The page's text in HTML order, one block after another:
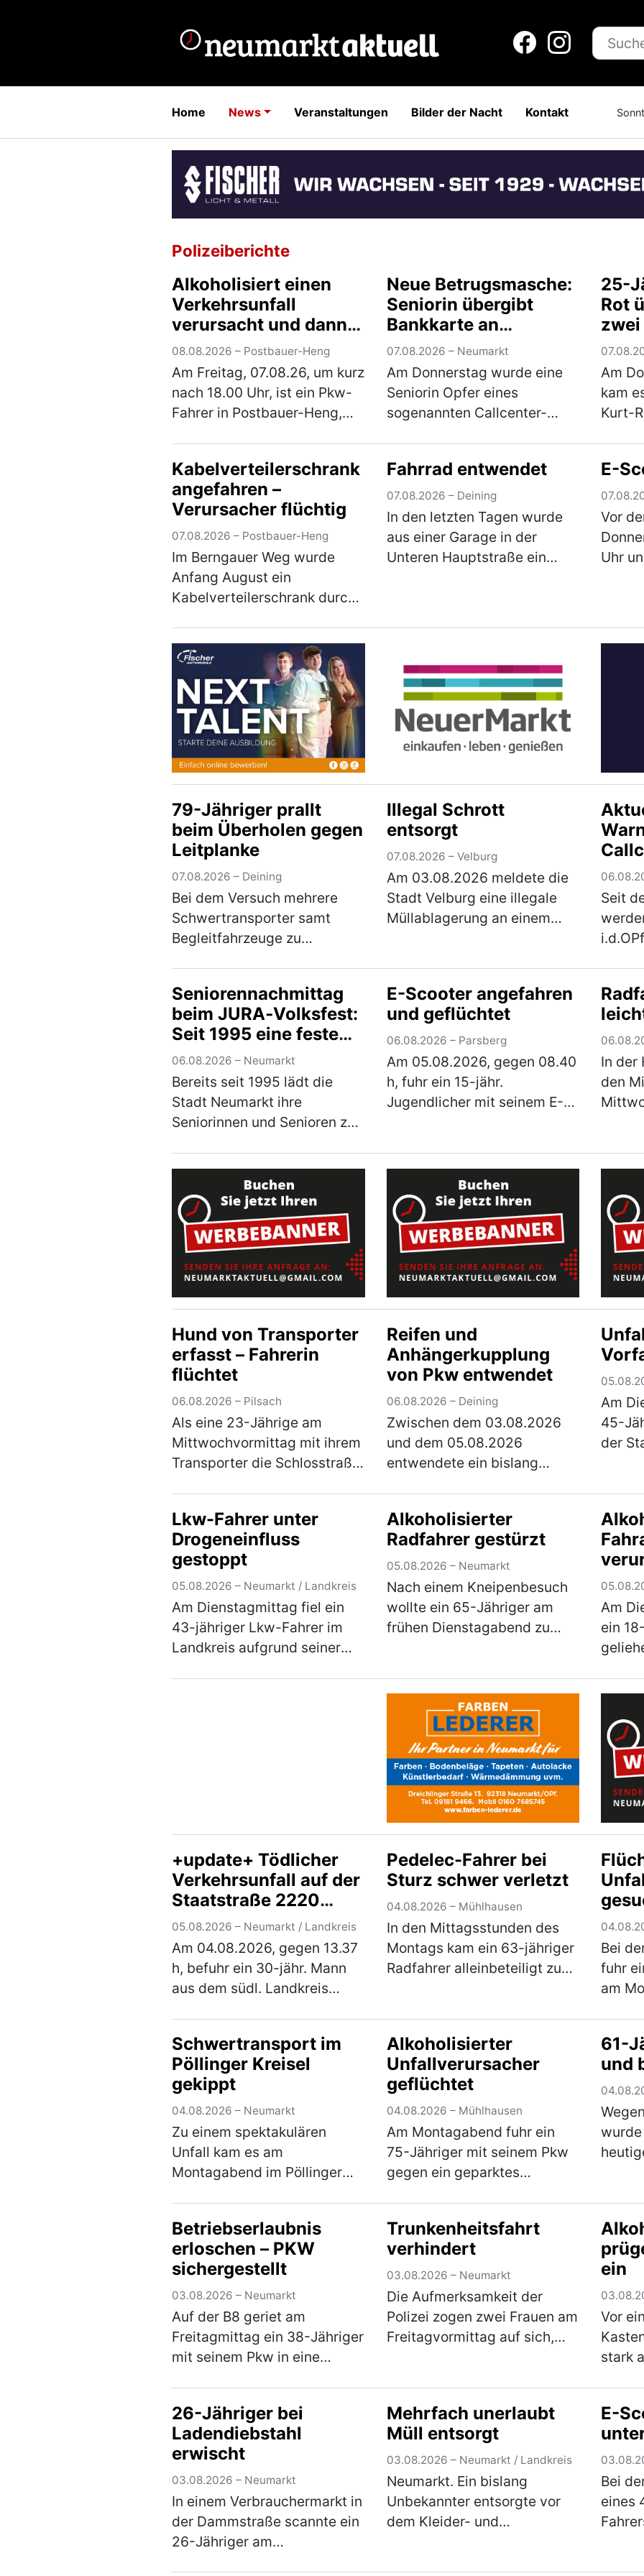
Home News Veranstaltungen Bilder der Nacht Kontakt
Polizeiberichte
Alkoholisiert einen
Verkehrsunfall
verursacht und dann
auch noch geflüchtet
08.08.2026 – Postbauer-Heng
Am Freitag, 07.08.26, um kurz
nach 18.00 Uhr, ist ein Pkw-
Fahrer in Postbauer-Heng,
anschließend geflüchtet.
Zum o. g. Zeitpunkt stieß ein
40-jähr…(mehr)
Neue Betrugsmasche:
Seniorin übergibt
Bankkarte an
Unbekannten
07.08.2026 – Neumarkt
Am Donnerstag wurde eine
Seniorin Opfer eines
sogenannten Callcenter-
ihre Bankkarte samt PIN an
eine unbekannte Person.
Anschließend kam es zu
einer…(mehr)
25-
Rot
Am
kam
Kurt-
(mehr)
Kabelverteilerschrank
angefahren –
Verursacher flüchtig
07.08.2026 – Postbauer-Heng
Im Berngauer Weg wurde
Anfang August ein
Kabelverteilerschrank durch
Der Unfallverursacher
entfernte sich unerlaubt von
der Unfallstelle, ohne sich um
den …(mehr)
Fahrrad entwendet
07.08.2026 – Deining
In den letzten Tagen wurde
aus einer Garage in der
Unteren Hauptstraße ein
E-
Vor
Uhr
79-Jähriger prallt
beim Überholen gegen
Leitplanke
07.08.2026 – Deining
Bei dem Versuch mehrere
Schwertransporter samt
Begleitfahrzeuge zu
Donnerstagabend die
Kontrolle über seinen Pkw.
Der Mann war auf der
Staatsstraße 2660 von
Neumar…(mehr)
Illegal Schrott
entsorgt
07.08.2026 – Velburg
Am 03.08.2026 meldete die
Stadt Velburg eine illegale
Müllablagerung an einem
alter Fahrräder, Kinderwägen
und ausgeschlac…
im
Seit
(mehr)
Seniorennachmittag
beim JURA‑Volksfest:
Seit 1995 eine feste
Tradition in Neumarkt
06.08.2026 – Neumarkt
Bereits seit 1995 lädt die
Stadt Neumarkt ihre
Seniorinnen und Senioren zu
JURA‑Volksfest ein. Am
Mittwoch, den 12. August
2026, ist es ab 12 Uhr wieder
so weit. Er…(mehr)
E-Scooter angefahren
und geflüchtet
06.08.2026 – Parsberg
Am 05.08.2026, gegen 08.40
h, fuhr ein 15-jähr.
Jugendlicher mit seinem E-
Schrettenbrunner-Straße ein.
Hier fuhr er auf …(mehr)
In der
den
zu
Hund von Transporter
erfasst – Fahrerin
flüchtet
06.08.2026 – Pilsach
Als eine 23-Jährige am
Mittwochvormittag mit ihrem
Transporter die Schlosstraße
eines Hundes. Dieser war mit
seiner 33-jährigen Besitzerin
auf der …(mehr)
Reifen und
Anhängerkupplung
von Pkw entwendet
06.08.2026 – Deining
Zwischen dem 03.08.2026
und dem 05.08.2026
entwendete ein bislang
die Anhängerkupplung samt
E-Satz von einem Citroen,
der auf einem Parkplatz n…
(mehr)
Am
45-
der
Lkw-Fahrer unter
Drogeneinfluss
gestoppt
05.08.2026 – Neumarkt / Landkreis
Am Dienstagmittag fiel ein
43-jähriger Lkw-Fahrer im
Landkreis aufgrund seiner
Alkoholisierter
Radfahrer gestürzt
05.08.2026 – Neumarkt
Nach einem Kneipenbesuch
wollte ein 65-Jähriger am
frühen Dienstagabend zu
dorthin stürzte der Herr
jedoch aufgrund seiner star…
(mehr)
Am
ein
einen
(mehr)
+update+ Tödlicher
Verkehrsunfall auf der
Staatstraße 2220
zwischen Lengenfeld
und
Trocknungsanlage
05.08.2026 – Neumarkt / Landkreis
Am 04.08.2026, gegen 13.37
h, befuhr ein 30-jähr. Mann
aus dem südl. Landkreis
Staatsstraße 2220, in
Fahrtrichtung Lengenfeld.
Ca. 500 m nach der
Trocknung…(mehr)
Pedelec-Fahrer bei
Sturz schwer verletzt
04.08.2026 – Mühlhausen
In den Mittagsstunden des
Montags kam ein 63-jähriger
Radfahrer alleinbeteiligt zu
dem Radweg von
Weihersdorf in Richtun…
(mehr)
Bei
fuhr
am
einen
von
(mehr)
Schwertransport im
Pöllinger Kreisel
gekippt
04.08.2026 – Neumarkt
Zu einem spektakulären
Unfall kam es am
Montagabend im Pöllinger
während der Fahrt die Achse,
woraufhin der Nachläufer des
Sattelaufliegers umkippte
und e…(mehr)
Alkoholisierter
Unfallverursacher
geflüchtet
04.08.2026 – Mühlhausen
Am Montagabend fuhr ein
75-Jähriger mit seinem Pkw
gegen ein geparktes
sich anschließend unerlaubt
von der Unfallstelle. Ein
aufmerksamer Zeuge konnte
den U…(mehr)
61-
und
über
nicht…
Betriebserlaubnis
erloschen – PKW
sichergestellt
03.08.2026 – Neumarkt
Auf der B8 geriet am
Freitagmittag ein 38-Jähriger
mit seinem Pkw in eine
seinem Fahrzeug
Veränderungen
vorgenommen hatte, die zum
Erlöschen d…(mehr)
Trunkenheitsfahrt
verhindert
03.08.2026 – Neumarkt
Die Aufmerksamkeit der
Polizei zogen zwei Frauen am
Freitagvormittag auf sich,
waren. Die Beamten
bemerkten schnell, …
ein
Vor
stark
einen
die
26-Jähriger bei
Ladendiebstahl
erwischt
03.08.2026 – Neumarkt
In einem Verbrauchermarkt in
der Dammstraße scannte ein
26-Jähriger am
Mehrfach unerlaubt
Müll entsorgt
03.08.2026 – Neumarkt / Landkreis
Neumarkt. Ein bislang
Unbekannter entsorgte vor
dem Kleider- und
E-
Bei
eines